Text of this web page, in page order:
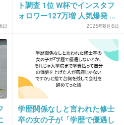
ヒリヒリする
ってる
く一方だからもうどうし
い！！
+142 -1
日
ト調査 1位 W杯でインスタフ
ォロワー127万増 人気爆発 …
2位 高橋藍 3位 大谷翔平2026年8月6日
学歴関係なしと言われた修士
卒の女の子が「学歴で優遇し